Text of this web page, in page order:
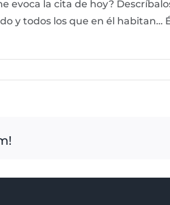
evoca la cita de hoy?
y todos los que en él habitan…